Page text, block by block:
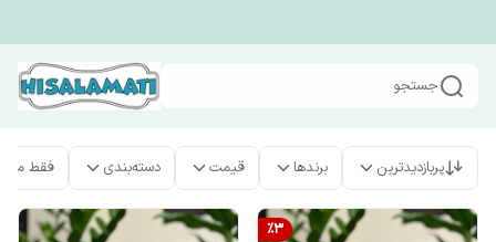
جستجو
پربازدیدترین برندها قیمت دسته‌بندی فقط
%3